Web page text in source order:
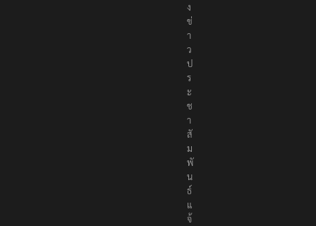
ง
ข่
า
ว
ป
ร
ะ
ช
า
สั
ม
พั
น
ธ์
แ
จ้